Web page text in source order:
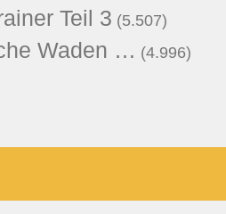
Teil 3 (5.507)
Waden … (4.996)